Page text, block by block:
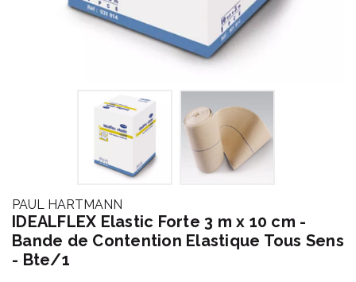
PAUL HARTMANN
IDEALFLEX Elastic Forte 3 m x 10 cm -
Bande de Contention Elastique Tous Sens
- Bte/1